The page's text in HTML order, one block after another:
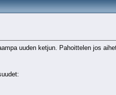
uuden ketjun. Pahoittelen jos